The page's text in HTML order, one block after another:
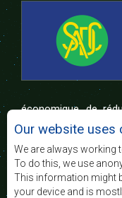
économique, de
niveau et la qualité
australe et
biais de
démocratiques
équitable et durable.
Our website uses
We are always working
To do this, we use
This information might
your device and is